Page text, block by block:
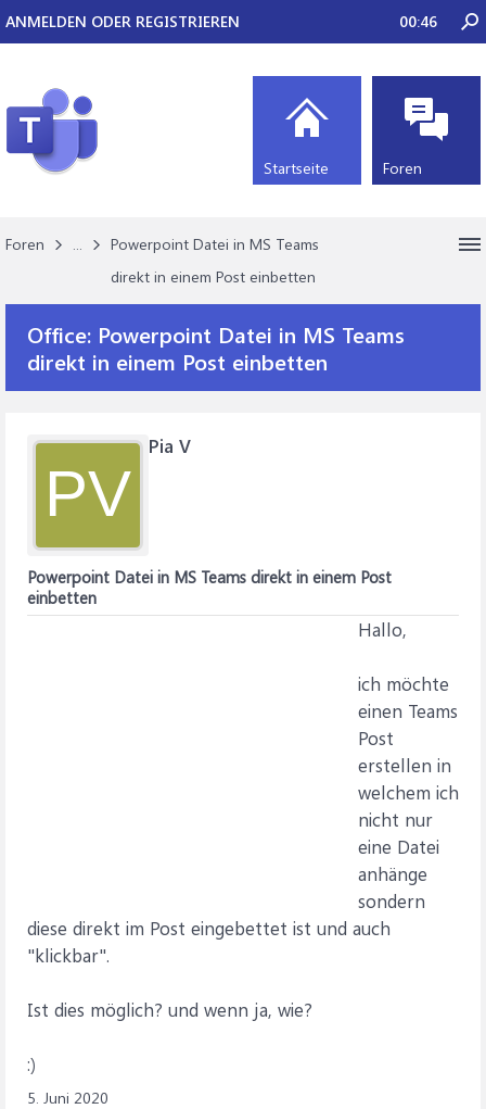
Foren ...
Powerpoint Datei in MS Teams
direkt in einem Post einbetten
Office: Powerpoint Datei in MS Teams
direkt in einem Post einbetten
PV
Pia V
Powerpoint Datei in MS Teams direkt in einem Post
einbetten
Hallo,
ich möchte
einen Teams
Post
erstellen in
welchem ich
nicht nur
eine Datei
anhänge
sondern
diese direkt im Post eingebettet ist und auch
"klickbar".
Ist dies möglich? und wenn ja, wie?
:)
5. Juni 2020
ANMELDEN ODER REGISTRIEREN 00:46
Startseite Foren